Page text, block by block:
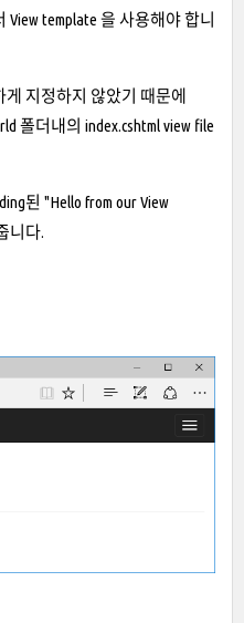
template 을 사용해야 합니
게 지정하지 않았기 때문에
폴더내의 index.cshtml view file
된 "Hello from our View
니다.